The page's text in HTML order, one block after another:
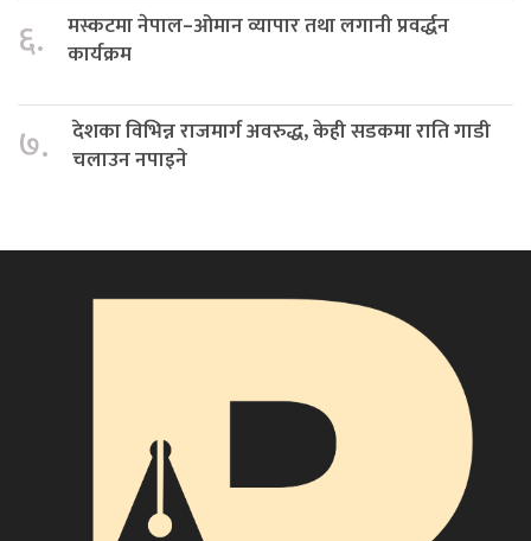
६.
मस्कटमा नेपाल–ओमान व्यापार तथा लगानी प्रवर्द्धन
कार्यक्रम
७.
देशका विभिन्न राजमार्ग अवरुद्ध, केही सडकमा राति गाडी
चलाउन नपाइने